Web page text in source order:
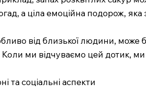
а ціла емоційна подорож,
від близької людини, може
ми відчуваємо цей дотик, ми
та соціальні аспекти